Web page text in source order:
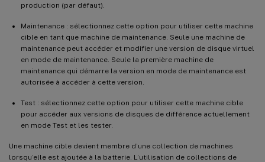
production (par défaut).
Maintenance : sélectionnez cette option pour utiliser cette machine
cible en tant que machine de maintenance. Seule une machine de
maintenance peut accéder et modifier une version de disque virtuel
en mode de maintenance. Seule la première machine de
maintenance qui démarre la version en mode de maintenance est
autorisée à accéder à cette version.
Test : sélectionnez cette option pour utiliser cette machine cible
pour accéder aux versions de disques de différence actuellement
en mode Test et les tester.
Une machine cible devient membre d’une collection de machines
lorsqu’elle est ajoutée à la batterie. L’utilisation de collections de